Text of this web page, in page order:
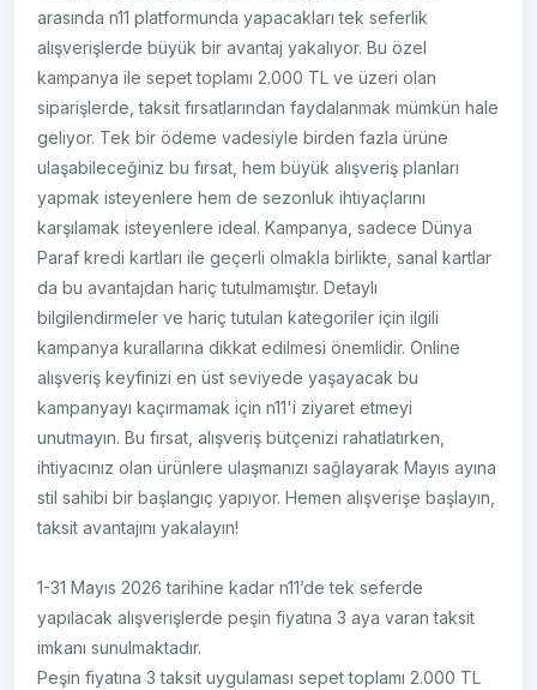
arasında n11 platformunda yapacakları tek seferlik
alışverişlerde büyük bir avantaj yakalıyor. Bu özel
kampanya ile sepet toplamı 2.000 TL ve üzeri olan
siparişlerde, taksit fırsatlarından faydalanmak mümkün hale
geliyor. Tek bir ödeme vadesiyle birden fazla ürüne
ulaşabileceğiniz bu fırsat, hem büyük alışveriş planları
yapmak isteyenlere hem de sezonluk ihtiyaçlarını
karşılamak isteyenlere ideal. Kampanya, sadece Dünya
Paraf kredi kartları ile geçerli olmakla birlikte, sanal kartlar
da bu avantajdan hariç tutulmamıştır. Detaylı
bilgilendirmeler ve hariç tutulan kategoriler için ilgili
kampanya kurallarına dikkat edilmesi önemlidir. Online
alışveriş keyfinizi en üst seviyede yaşayacak bu
kampanyayı kaçırmamak için n11'i ziyaret etmeyi
unutmayın. Bu fırsat, alışveriş bütçenizi rahatlatırken,
ihtiyacınız olan ürünlere ulaşmanızı sağlayarak Mayıs ayına
stil sahibi bir başlangıç yapıyor. Hemen alışverişe başlayın,
taksit avantajını yakalayın!
1-31 Mayıs 2026 tarihine kadar n11’de tek seferde
yapılacak alışverişlerde peşin fiyatına 3 aya varan taksit
imkanı sunulmaktadır.
Peşin fiyatına 3 taksit uygulaması sepet toplamı 2.000 TL